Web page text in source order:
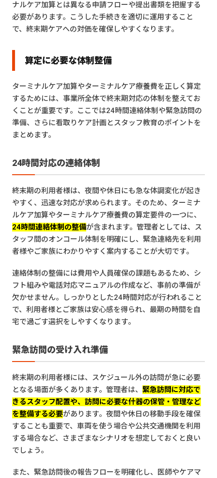
ナルケア加算とは異なる申請フローや提出書類を把握する
必要があります。こうした手続きを適切に運用すること
で、終末期ケアへの対価を確保しやすくなります。
算定に必要な体制整備
ターミナルケア加算やターミナルケア療養費を正しく算定
するためには、事業所全体で終末期対応の体制を整えてお
くことが重要です。ここでは24時間連絡体制や緊急訪問の
準備、さらに看取りケア計画とスタッフ教育のポイントを
まとめます。
24時間対応の連絡体制
終末期の利用者様は、夜間や休日にも急な体調変化が起き
やすく、迅速な対応が求められます。そのため、ターミナ
ルケア加算やターミナルケア療養費の算定要件の一つに、
24時間連絡体制の整備が含まれます。管理者としては、ス
タッフ間のオンコール体制を明確にし、緊急連絡先を利用
者様やご家族にわかりやすく案内することが大切です。
連絡体制の整備には費用や人員確保の課題もあるため、シ
フト組みや電話対応マニュアルの作成など、事前の準備が
欠かせません。しっかりとした24時間対応が行われること
で、利用者様とご家族は安心感を得られ、最期の時間を自
宅で過ごす選択をしやすくなります。
緊急訪問の受け入れ準備
終末期の利用者様には、スケジュール外の訪問が急に必要
となる場面が多くあります。管理者は、 緊急訪問に対応で
きるスタッフ配置や、訪問に必要な什器の保管・管理など
を整備する必要があります。夜間や休日の移動手段を確保
することも重要で、車両を使う場合や公共交通機関を利用
する場合など、さまざまなシナリオを想定しておくと良い
でしょう。
また、緊急訪問後の報告フローを明確化し、医師やケアマ